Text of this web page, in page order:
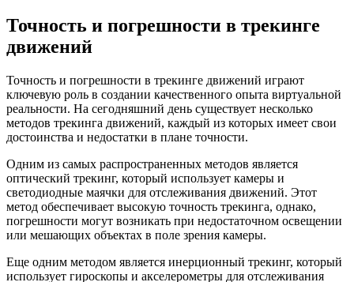
Точность и погрешности в трекинге
движений
Точность и погрешности в трекинге движений играют
ключевую роль в создании качественного опыта виртуальной
реальности. На сегодняшний день существует несколько
методов трекинга движений, каждый из которых имеет свои
достоинства и недостатки в плане точности.
Одним из самых распространенных методов является
оптический трекинг, который использует камеры и
светодиодные маячки для отслеживания движений. Этот
метод обеспечивает высокую точность трекинга, однако,
погрешности могут возникать при недостаточном освещении
или мешающих объектах в поле зрения камеры.
Еще одним методом является инерционный трекинг, который
использует гироскопы и акселерометры для отслеживания